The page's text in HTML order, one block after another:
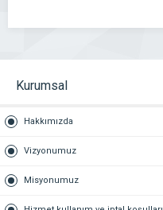
Kurumsal
Hakkımızda
Vizyonumuz
Misyonumuz